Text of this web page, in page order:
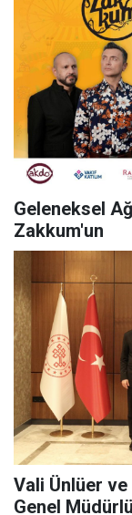
Geleneksel
Zakkum'un
Vali Ünlüer ve
Genel